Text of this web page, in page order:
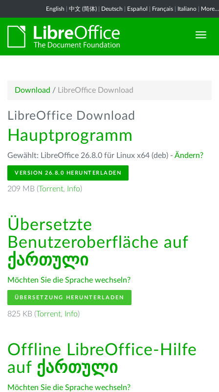
English 中文 (简体) Deutsch Español Français Italiano More...
Download / LibreOffice Download
LibreOffice Download
Hauptprogramm
Gewählt: LibreOffice 26.8.0 für Linux x64 (deb) - Ändern?
VERSION 26.8.0 HERUNTERLADEN
209 MB (Torrent, Info)
Übersetzte
Benutzeroberfläche auf
ქართული
Möchten Sie die Sprache wechseln?
ÜBERSETZUNG HERUNTERLADEN
825 KB (Torrent, Info)
Offline LibreOffice-Hilfe
auf ქართული
Möchten Sie die Sprache wechseln?